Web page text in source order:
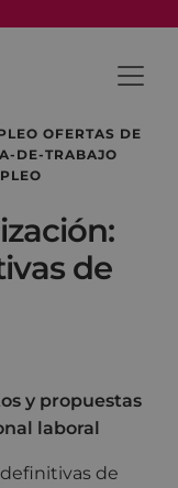
OFERTAS DE
DE-TRABAJO
de
y propuestas
laboral
de